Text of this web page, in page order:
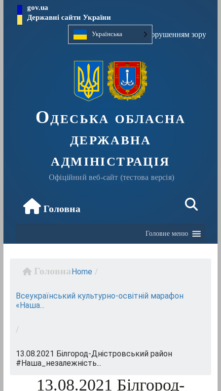
вмісту
gov.ua
Державні сайти України
УкраїнськаЛюдям із порушенням зору
Одеська обласна
державна
адміністрація
Офіційний веб-сайт (тестова версія)
Головне меню
Home /
Всеукраїнський культурно-освітній марафон
«Наша...
/
13.08.2021 Білгород-Дністровський район
#Наша_незалежність...
13.08.2021 Білгород-